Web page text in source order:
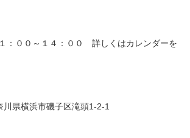
：００～１４：００ 詳しくはカレンダーを
県横浜市磯子区滝頭1-2-1